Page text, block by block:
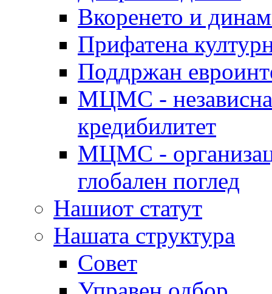
Вкоренето и
Прифатена
Поддржан
МЦМС - независна
кредибилитет
МЦМС -
глобален поглед
Нашиот статут
Нашата структура
Совет